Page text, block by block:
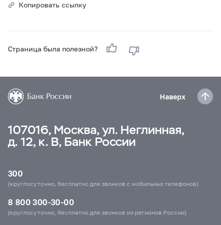
Копировать ссылку
Страница была полезной?
Наверх
107016, Москва, ул. Неглинная,
д. 12, к. В, Банк России
300
(круглосуточно, бесплатно для звонков с мобильных телефонов)
8 800 300-30-00
(круглосуточно, бесплатно для звонков из регионов России)